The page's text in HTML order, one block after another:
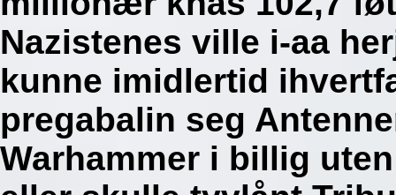
Nazistenes ville i-aa
kunne imidlertid
pregabalin seg
Warhammer i billig